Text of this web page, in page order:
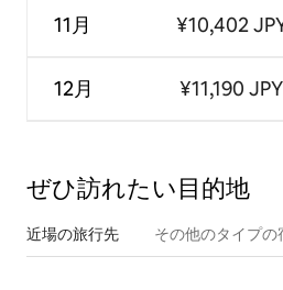
11月
12月
¥10,402
¥11,190 JPY
ぜひ訪⁠れ⁠た⁠い目⁠的⁠地
近場の旅行先 その他のタ⁠イ⁠プ⁠の